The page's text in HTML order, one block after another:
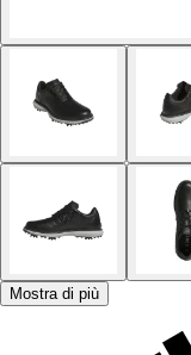
Mostra di più